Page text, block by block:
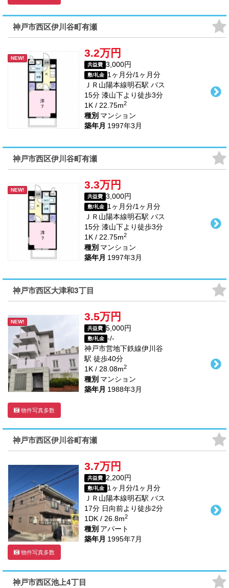
神戸市西区伊川谷町有瀬
NEW! 3.2万円
共益費 3,000円
敷/礼金
1ヶ月分/1ヶ月分
ＪＲ山陽本線明石駅 バス
15分 漆山下より徒歩3分
1K / 22.75m2
種別 マンション
築年月 1997年3月
神戸市西区伊川谷町有瀬
NEW! 3.3万円
共益費 3,000円
敷/礼金
1ヶ月分/1ヶ月分
ＪＲ山陽本線明石駅 バス
15分 漆山下より徒歩3分
1K / 22.75m2
種別 マンション
築年月 1997年3月
神戸市西区大津和3丁目
NEW!
物件写真多数
3.5万円
共益費 5,000円
敷/礼金 -/-
神戸市営地下鉄線伊川谷
駅 徒歩40分
1K / 28.08m2
種別 マンション
築年月 1988年3月
神戸市西区伊川谷町有瀬
物件写真多数
3.7万円
共益費 2,200円
敷/礼金
1ヶ月分/1ヶ月分
ＪＲ山陽本線明石駅 バス
17分 日向前より徒歩2分
1DK / 26.8m2
種別 アパート
築年月 1995年7月
神戸市西区池上4丁目